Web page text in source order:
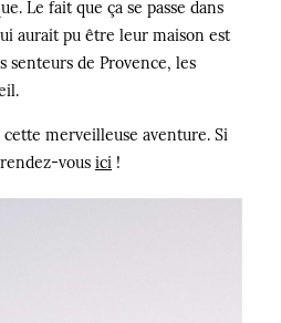
Le fait que ça se passe dans
aurait pu être leur maison est
senteurs de Provence, les
cette merveilleuse aventure. Si
vous ici !